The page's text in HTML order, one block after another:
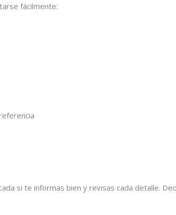
fácilmente:
si te informas bien y revisas cada detalle.